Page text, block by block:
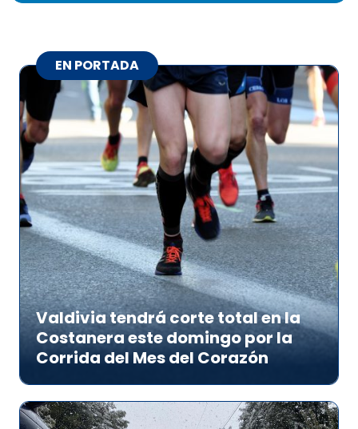
EN PORTADA
Valdivia tendrá corte total en la
Costanera este domingo por la
Corrida del Mes del Corazón